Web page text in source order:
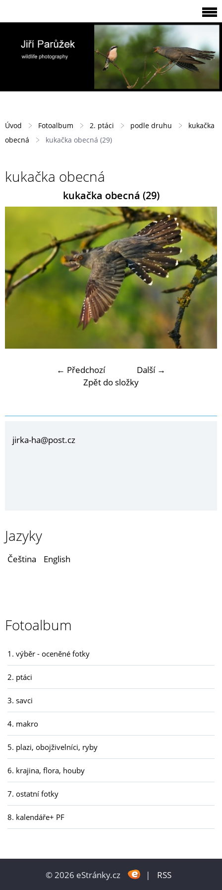
Úvod Fotoalbum 2. ptáci podle druhu
kukačka
obecná
kukačka obecná (29)
kukačka obecná
kukačka obecná (29)
← Předchozí
Další →
Zpět do složky
jirka-ha@post.cz
Jazyky
Čeština English
Fotoalbum
1. výběr - oceněné fotky
2. ptáci
3. savci
4. makro
5. plazi, obojživelníci, ryby
6. krajina, flora, houby
7. ostatní fotky
8. kalendáře+ PF
© 2026 eStránky.cz | RSS